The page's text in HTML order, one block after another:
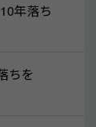
め、まず
さい。
プも！
年落ち
ちを